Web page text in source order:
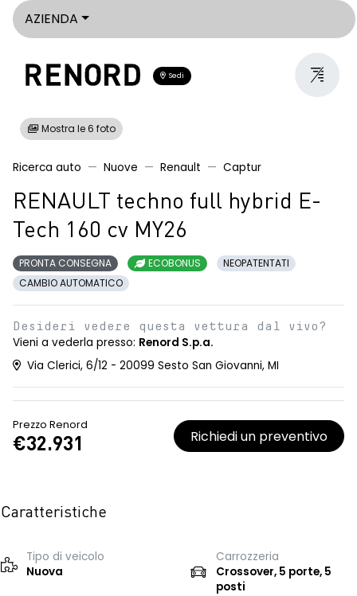
AZIENDA
Sedi
Mostra le 6 foto
Ricerca auto Nuove Renault Captur
RENAULT techno full hybrid E-
Tech 160 cv MY26
PRONTA CONSEGNA ECOBONUS
NEOPATENTATI
CAMBIO AUTOMATICO
Desideri vedere questa vettura dal vivo?
Vieni a vederla presso: Renord S.p.a.
Via Clerici, 6/12 - 20099 Sesto San Giovanni, MI
Prezzo Renord
€32.931 Richiedi un preventivo
Caratteristiche
Tipo di veicolo
Nuova
Carrozzeria
Crossover, 5 porte, 5
posti